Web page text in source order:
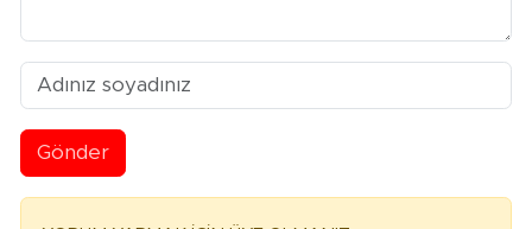
Gönder